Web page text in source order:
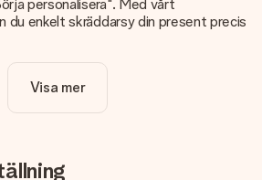
personalisera". Med vårt
du enkelt skräddarsy din present precis
att personalisera sin present?
Visa mer